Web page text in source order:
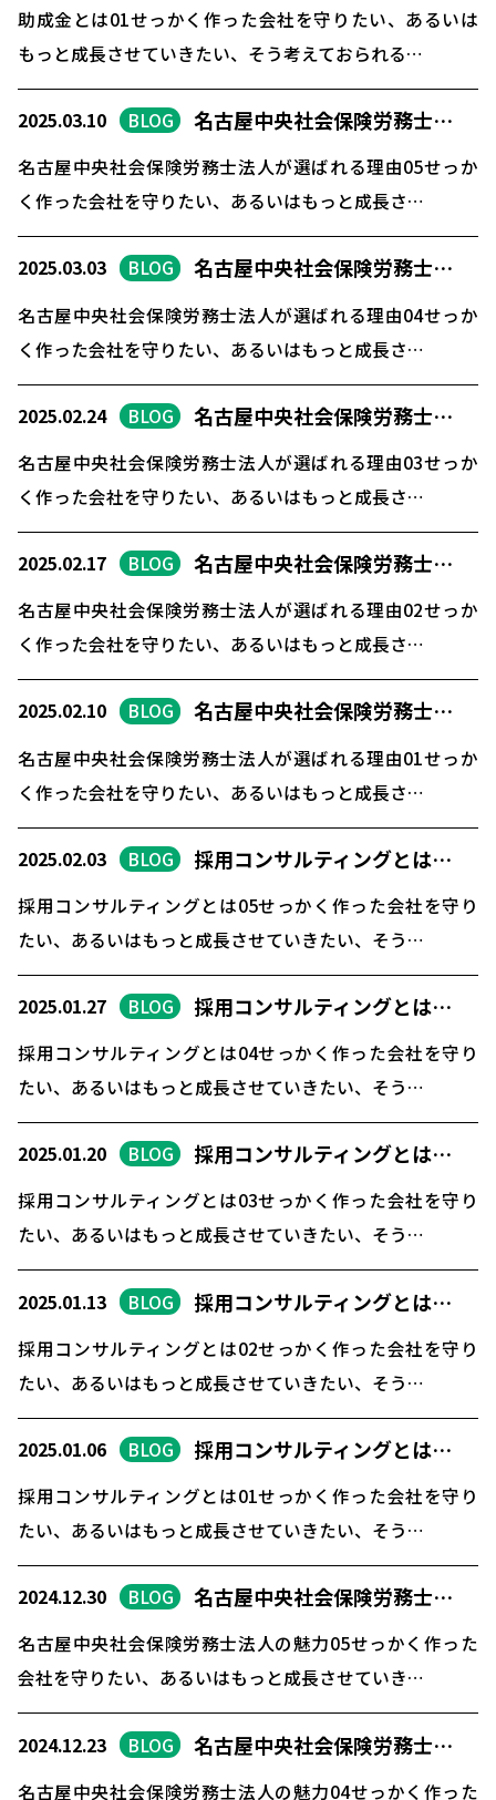
助成金とは01せっかく作った会社を守りたい、あるいは
もっと成長させていきたい、そう考えておられる…
2025.03.10 BLOG 名古屋中央社会保険労務士…
名古屋中央社会保険労務士法人が選ばれる理由05せっか
く作った会社を守りたい、あるいはもっと成長さ…
2025.03.03 BLOG 名古屋中央社会保険労務士…
名古屋中央社会保険労務士法人が選ばれる理由04せっか
く作った会社を守りたい、あるいはもっと成長さ…
2025.02.24 BLOG 名古屋中央社会保険労務士…
名古屋中央社会保険労務士法人が選ばれる理由03せっか
く作った会社を守りたい、あるいはもっと成長さ…
2025.02.17 BLOG 名古屋中央社会保険労務士…
名古屋中央社会保険労務士法人が選ばれる理由02せっか
く作った会社を守りたい、あるいはもっと成長さ…
2025.02.10 BLOG 名古屋中央社会保険労務士…
名古屋中央社会保険労務士法人が選ばれる理由01せっか
く作った会社を守りたい、あるいはもっと成長さ…
2025.02.03 BLOG 採用コンサルティングとは…
採用コンサルティングとは05せっかく作った会社を守り
たい、あるいはもっと成長させていきたい、そう…
2025.01.27 BLOG 採用コンサルティングとは…
採用コンサルティングとは04せっかく作った会社を守り
たい、あるいはもっと成長させていきたい、そう…
2025.01.20 BLOG 採用コンサルティングとは…
採用コンサルティングとは03せっかく作った会社を守り
たい、あるいはもっと成長させていきたい、そう…
2025.01.13 BLOG 採用コンサルティングとは…
採用コンサルティングとは02せっかく作った会社を守り
たい、あるいはもっと成長させていきたい、そう…
2025.01.06 BLOG 採用コンサルティングとは…
採用コンサルティングとは01せっかく作った会社を守り
たい、あるいはもっと成長させていきたい、そう…
2024.12.30 BLOG 名古屋中央社会保険労務士…
名古屋中央社会保険労務士法人の魅力05せっかく作った
会社を守りたい、あるいはもっと成長させていき…
2024.12.23 BLOG 名古屋中央社会保険労務士…
名古屋中央社会保険労務士法人の魅力04せっかく作った